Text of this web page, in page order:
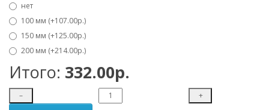
нет
100 мм (+107.00р.)
150 мм (+125.00р.)
200 мм (+214.00р.)
Итого: 332.00р.
– +